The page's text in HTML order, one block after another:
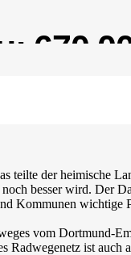
teilte der heimische
besser wird. Der
Kommunen wichtige
vom Dortmund-
Radwegenetz ist auch